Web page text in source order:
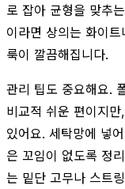
로 잡아 균형을 맞추
이라면 상의는 화이
룩이 깔끔해집니다.
관리 팁도 중요해요.
비교적 쉬운 편이지
있어요. 세탁망에 넣
은 꼬임이 없도록 정
는 밑단 고무나 스트